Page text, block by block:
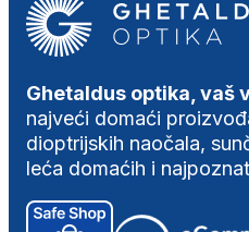
Ghetaldus optika, vaš
najveći domaći
dioptrijskih naočala,
leća domaćih i